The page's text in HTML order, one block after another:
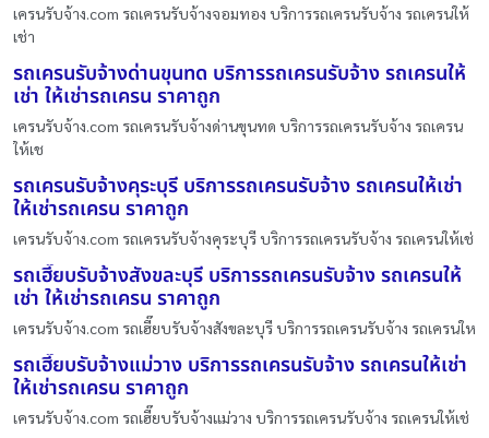
เครนรับจ้าง.com รถเครนรับจ้างจอมทอง บริการรถเครนรับจ้าง รถเครนให้
เช่า
รถเครนรับจ้างด่านขุนทด บริการรถเครนรับจ้าง รถเครนให้
เช่า ให้เช่ารถเครน ราคาถูก
เครนรับจ้าง.com รถเครนรับจ้างด่านขุนทด บริการรถเครนรับจ้าง รถเครน
ให้เช
รถเครนรับจ้างคุระบุรี บริการรถเครนรับจ้าง รถเครนให้เช่า
ให้เช่ารถเครน ราคาถูก
เครนรับจ้าง.com รถเครนรับจ้างคุระบุรี บริการรถเครนรับจ้าง รถเครนให้เช่
รถเฮี๊ยบรับจ้างสังขละบุรี บริการรถเครนรับจ้าง รถเครนให้
เช่า ให้เช่ารถเครน ราคาถูก
เครนรับจ้าง.com รถเฮี๊ยบรับจ้างสังขละบุรี บริการรถเครนรับจ้าง รถเครนให
รถเฮี๊ยบรับจ้างแม่วาง บริการรถเครนรับจ้าง รถเครนให้เช่า
ให้เช่ารถเครน ราคาถูก
เครนรับจ้าง.com รถเฮี๊ยบรับจ้างแม่วาง บริการรถเครนรับจ้าง รถเครนให้เช่